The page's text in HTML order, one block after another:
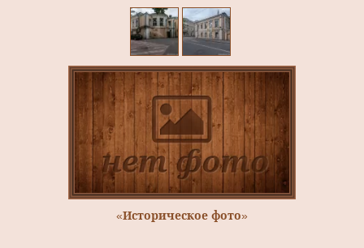
«Историческое фото»